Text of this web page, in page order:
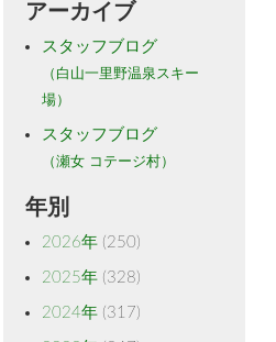
アーカイブ
スタッフブログ
（白山一里野温泉スキー
場）
スタッフブログ
（瀬女 コテージ村）
年別
2026年 (250)
2025年 (328)
2024年 (317)